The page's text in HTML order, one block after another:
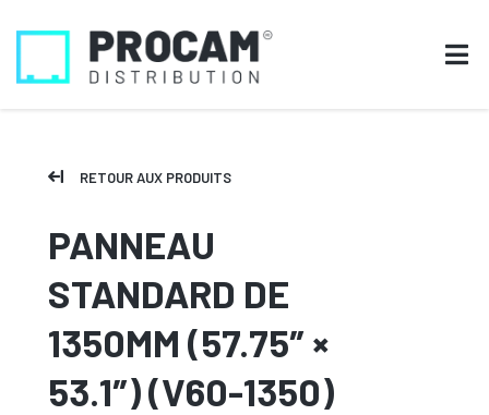
RETOUR AUX PRODUITS
PANNEAU
STANDARD DE
1350MM (57.75″ ×
53.1″) (V60-1350)